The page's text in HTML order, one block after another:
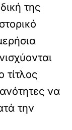
της
τίτλος
να
την